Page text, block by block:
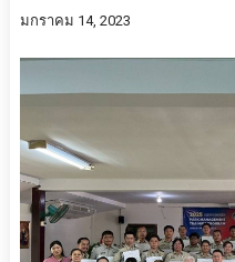
มกราคม 14, 2023